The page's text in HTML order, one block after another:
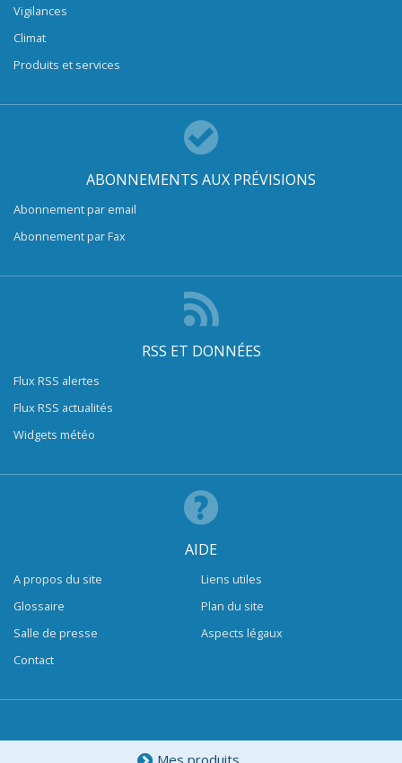
Vigilances
Climat
Produits et services
ABONNEMENTS AUX PRÉVISIONS
Abonnement par email
Abonnement par Fax
RSS ET DONNÉES
Flux RSS alertes
Flux RSS actualités
Widgets météo
AIDE
A propos du site
Glossaire
Salle de presse
Contact
Liens utiles
Plan du site
Aspects légaux